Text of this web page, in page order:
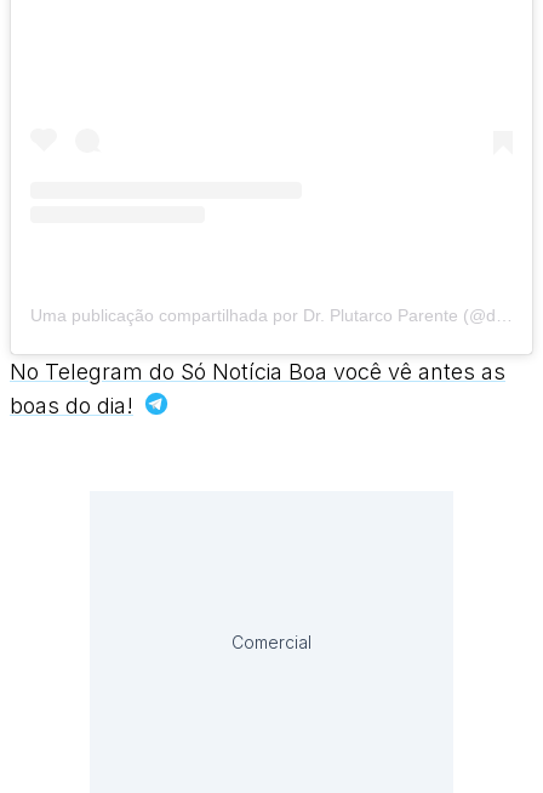
Uma publicação compartilhada por Dr. Plutarco Parente (@dr.plutarcoparente)
No Telegram do Só Notícia Boa você vê antes as
boas do dia!
Comercial